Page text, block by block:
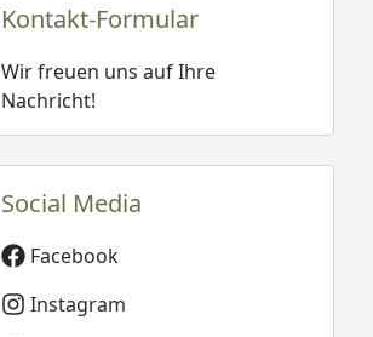
Kontakt-Formular
Wir freuen uns auf Ihre
Nachricht!
Social Media
Facebook
Instagram